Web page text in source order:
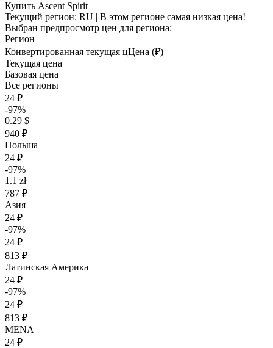
Купить Ascent Spirit
Текущий регион: RU | В этом регионе самая низкая цена!
Выбран предпросмотр цен для региона:
Регион
Конвертированная текущая цЦена (₽)
Текущая цена
Базовая цена
Все регионы
24 ₽
-97%
0.29 $
940 ₽
Польша
24 ₽
-97%
1.1 zł
787 ₽
Азия
24 ₽
-97%
24 ₽
813 ₽
Латинская Америка
24 ₽
-97%
24 ₽
813 ₽
MENA
24 ₽